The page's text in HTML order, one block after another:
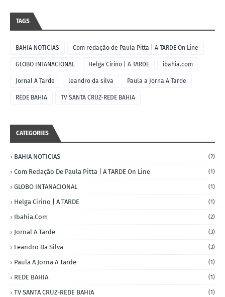
TAGS
BAHIA NOTICIAS Com redação de Paula Pitta | A TARDE On Line
GLOBO INTANACIONAL Helga Cirino | A TARDE ibahia.com
Jornal A Tarde leandro da silva Paula a Jorna A Tarde
REDE BAHIA TV SANTA CRUZ-REDE BAHIA
CATEGORIES
BAHIA NOTICIAS (2)
Com Redação De Paula Pitta | A TARDE On Line (1)
GLOBO INTANACIONAL (1)
Helga Cirino | A TARDE (1)
Ibahia.com (2)
Jornal A Tarde (3)
Leandro Da Silva (3)
Paula A Jorna A Tarde (1)
REDE BAHIA (1)
TV SANTA CRUZ-REDE BAHIA (1)